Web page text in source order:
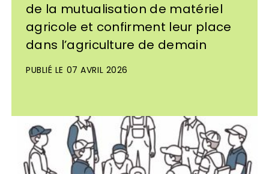
de la mutualisation de matériel
agricole et confirment leur place
dans l’agriculture de demain
PUBLIÉ LE 07 AVRIL 2026